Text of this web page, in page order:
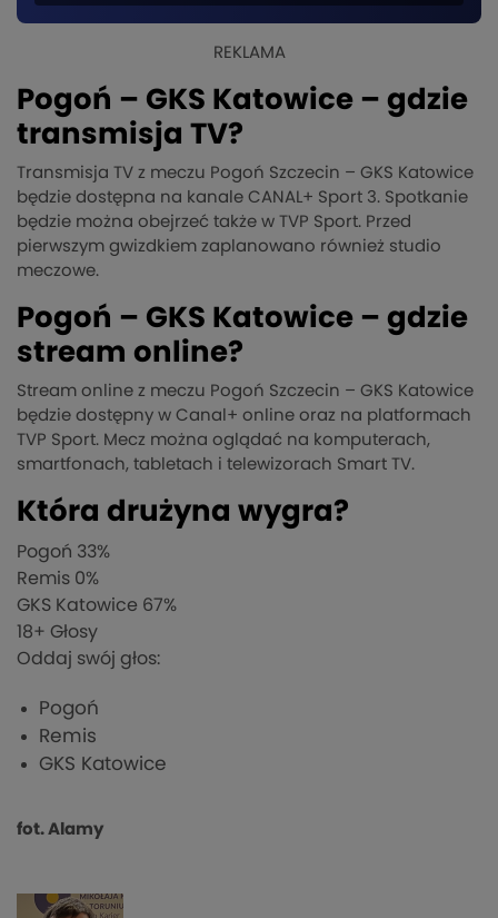
REKLAMA
Pogoń – GKS Katowice – gdzie
transmisja TV?
Transmisja TV z meczu Pogoń Szczecin – GKS Katowice
będzie dostępna na kanale CANAL+ Sport 3. Spotkanie
będzie można obejrzeć także w TVP Sport. Przed
pierwszym gwizdkiem zaplanowano również studio
meczowe.
Pogoń – GKS Katowice – gdzie
stream online?
Stream online z meczu Pogoń Szczecin – GKS Katowice
będzie dostępny w Canal+ online oraz na platformach
TVP Sport. Mecz można oglądać na komputerach,
smartfonach, tabletach i telewizorach Smart TV.
Która drużyna wygra?
Pogoń 33%
Remis 0%
GKS Katowice 67%
18+ Głosy
Oddaj swój głos:
Pogoń
Remis
GKS Katowice
fot. Alamy